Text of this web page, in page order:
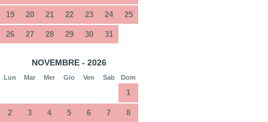
19 20 21 22 23 24 25
26 27 28 29 30 31
NOVEMBRE - 2026
Lun Mar Mer Gio Ven Sab Dom
1
2 3 4 5 6 7 8